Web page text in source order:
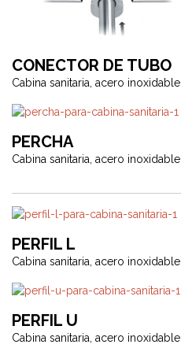
CONECTOR DE TUBO
Cabina sanitaria, acero inoxidable
PERCHA
Cabina sanitaria, acero inoxidable
PERFIL L
Cabina sanitaria, acero inoxidable
PERFIL U
Cabina sanitaria, acero inoxidable